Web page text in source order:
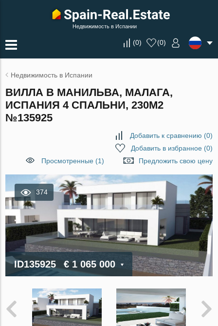
Недвижимость в Испании
(0) (0)
Недвижимость в Испании
ВИЛЛА В МАНИЛЬВА, МАЛАГА,
ИСПАНИЯ 4 СПАЛЬНИ, 230М2
№135925
Добавить к сравнению (0)
Добавить в избранное(0)
Просмотренные (1)
Предложить свою цену
374
ID135925 € 1 065 000